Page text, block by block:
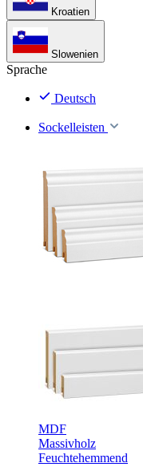
Kroatien
Slowenien
Sprache
Deutsch
Sockelleisten
MDF
Massivholz
Feuchtehemmend